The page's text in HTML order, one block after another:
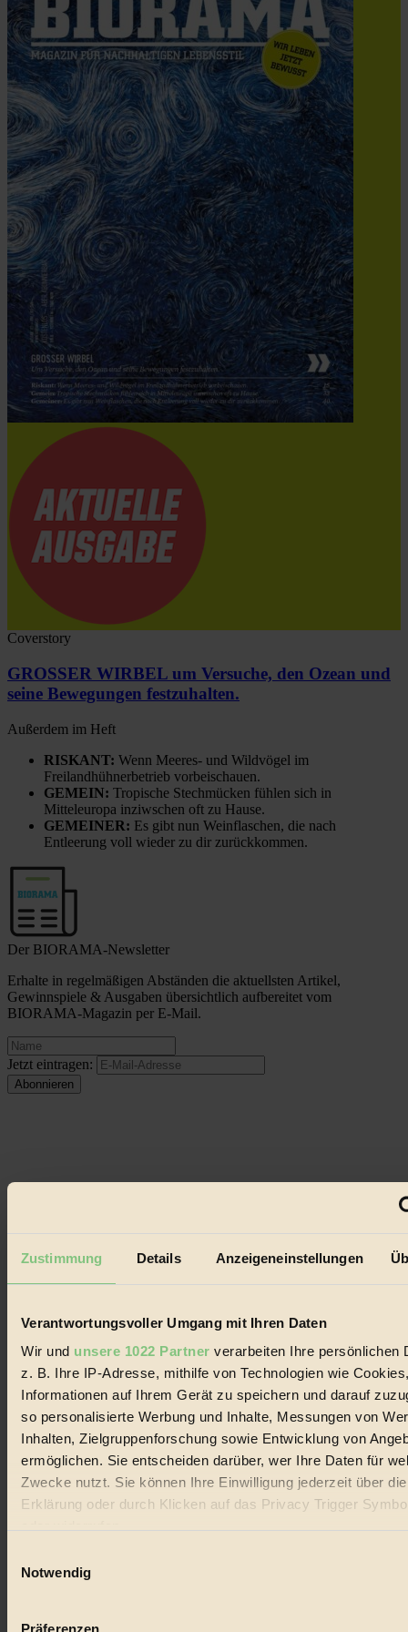
Zustimmung Details Anzeigeneinstellungen
Verantwortungsvoller Umgang mit Ihren Daten
Wir und unsere 1022 Partner verarbeiten Ihre persönlichen
z. B. Ihre IP-Adresse, mithilfe von Technologien wie
Informationen auf Ihrem Gerät zu speichern und darauf
so personalisierte Werbung und Inhalte, Messungen von
Inhalten, Zielgruppenforschung sowie Entwicklung von
ermöglichen. Sie entscheiden darüber, wer Ihre Daten für
Zwecke nutzt. Sie können Ihre Einwilligung jederzeit über
Erklärung oder durch Klicken auf das Privacy Trigger
Wenn Sie es erlauben, würden wir auch gerne:
Notwendig
Präferenzen
Coverstory
GROSSER WIRBEL um Versuche, den Ozean und
seine Bewegungen festzuhalten.
Außerdem im Heft
RISKANT: Wenn Meeres- und Wildvögel im
Freilandhühnerbetrieb vorbeischauen.
GEMEIN: Tropische Stechmücken fühlen sich in
Mitteleuropa inziwschen oft zu Hause.
GEMEINER: Es gibt nun Weinflaschen, die nach
Entleerung voll wieder zu dir zurückkommen.
Der BIORAMA-Newsletter
Erhalte in regelmäßigen Abständen die aktuellsten Artikel,
Gewinnspiele & Ausgaben übersichtlich aufbereitet vom
BIORAMA-Magazin per E-Mail.
Jetzt eintragen:
Mediadaten
und Produkte, ein Leitfaden im schnell wachsenden Markt des
alternativer Energien.
Social Media
22.601 Fans auf Facebook
3.415 Follower auf Twitter
Folge uns auf Instagram
Themen
Bio
Nachhaltigkeit